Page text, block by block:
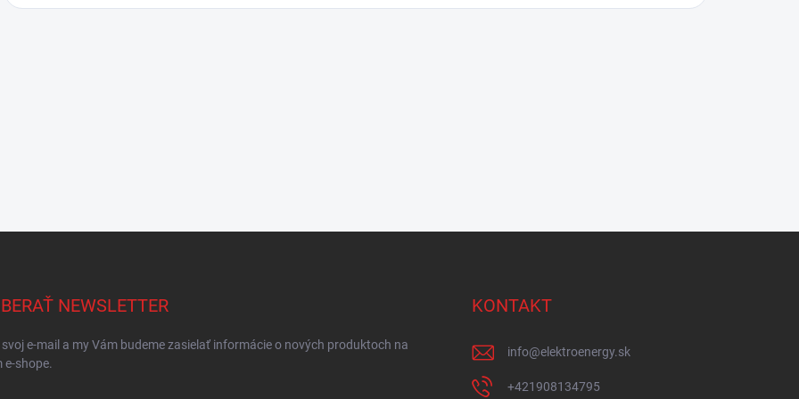
NEWSLETTER
e-mail a my Vám budeme zasielať informácie o nových produktoch na
e-shope.
KONTAKT
info@elektroenergy.sk
+421908134795